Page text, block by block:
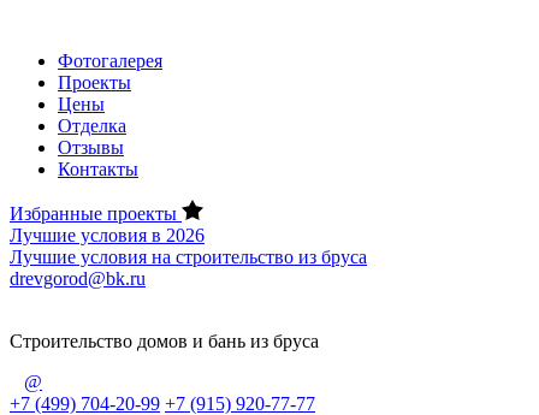
Фотогалерея
Проекты
Цены
Отделка
Отзывы
Контакты
Избранные проекты
Лучшие условия в 2026
Лучшие условия на строительство из бруса
drevgorod@bk.ru
Строительство домов и бань из бруса
@
+7 (499) 704-20-99 +7 (915) 920-77-77